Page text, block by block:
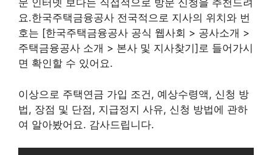
문 인터넷 보다는 직접적으로 방문 신청을 추천드려
요.한국주택금융공사 전국적으로 지사의 위치와 번
호는 [한국주택금융공사 공식 웹사회 > 공사소개 >
주택금융공사 소개 > 본사 및 지사찾기]로 들어가시
면 확인할 수 있어요.
이상으로 주택연금 가입 조건, 예상수령액, 신청 방
법, 장점 및 단점, 지급정지 사유, 신청 방법에 관하
여 알아봤어요. 감사드립니다.